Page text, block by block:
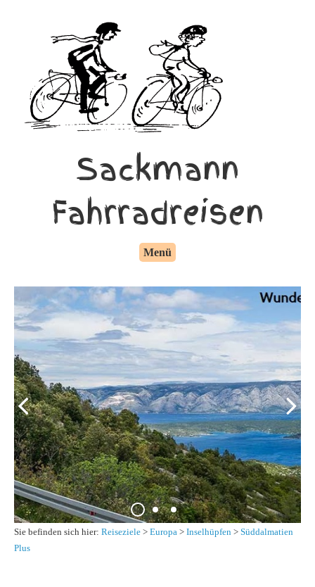
Sackmann
Fahrradreisen
Menü
Sie befinden sich hier: Reiseziele > Europa > Inselhüpfen > Süddalmatien
Plus